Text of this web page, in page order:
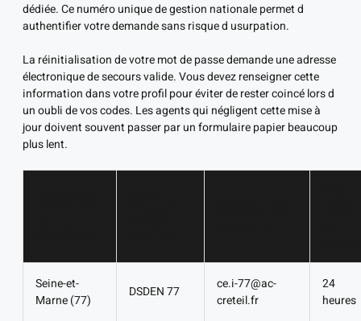
dédiée. Ce numéro unique de gestion nationale permet d
authentifier votre demande sans risque d usurpation.
La réinitialisation de votre mot de passe demande une adresse
électronique de secours valide. Vous devez renseigner cette
information dans votre profil pour éviter de rester coincé lors d
un oubli de vos codes. Les agents qui négligent cette mise à
jour doivent souvent passer par un formulaire papier beaucoup
plus lent.
Seine-et-
Marne (77)
DSDEN 77
ce.i-77@ac-
creteil.fr
24
heures